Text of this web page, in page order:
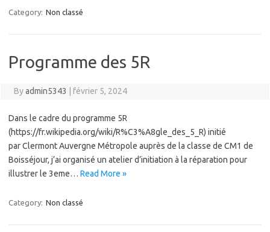
Category: Non classé
Programme des 5R
Byadmin5343 février 5, 2024
Dans le cadre du programme 5R
(https://fr.wikipedia.org/wiki/R%C3%A8gle_des_5_R) initié
par Clermont Auvergne Métropole auprès de la classe de CM1 de
Boisséjour, j’ai organisé un atelier d’initiation à la réparation pour
illustrer le 3eme… Read More »
Category: Non classé